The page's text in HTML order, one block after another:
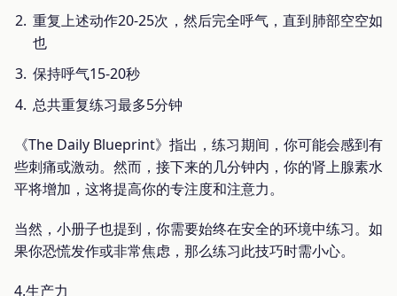
重复上述动作20-25次，然后完全呼气，直到肺部空空如
也
保持呼气15-20秒
总共重复练习最多5分钟
《The Daily Blueprint》指出，练习期间，你可能会感到有
些刺痛或激动。然而，接下来的几分钟内，你的肾上腺素水
平将增加，这将提高你的专注度和注意力。
当然，小册子也提到，你需要始终在安全的环境中练习。如
果你恐慌发作或非常焦虑，那么练习此技巧时需小心。
4.生产力